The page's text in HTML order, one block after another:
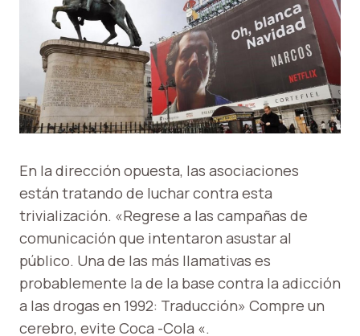
En la dirección opuesta, las asociaciones
están tratando de luchar contra esta
trivialización. «Regrese a las campañas de
comunicación que intentaron asustar al
público. Una de las más llamativas es
probablemente la de la base contra la adicción
a las drogas en 1992: Traducción» Compre un
cerebro, evite Coca -Cola «.